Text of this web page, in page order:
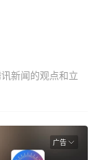
新闻的观点和立
广告